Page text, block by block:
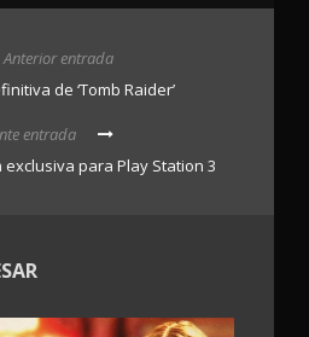
Anterior entrada
de ‘Tomb Raider’
entrada
exclusiva para Play Station 3